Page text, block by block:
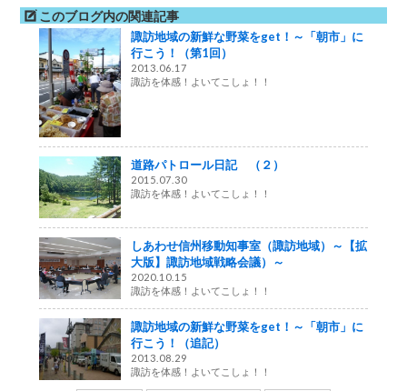
このブログ内の関連記事
諏訪地域の新鮮な野菜をget！～「朝市」に
行こう！（第1回）
2013.06.17
諏訪を体感！よいてこしょ！！
道路パトロール日記 （２）
2015.07.30
諏訪を体感！よいてこしょ！！
しあわせ信州移動知事室（諏訪地域）～【拡
大版】諏訪地域戦略会議）～
2020.10.15
諏訪を体感！よいてこしょ！！
諏訪地域の新鮮な野菜をget！～「朝市」に
行こう！（追記）
2013.08.29
諏訪を体感！よいてこしょ！！